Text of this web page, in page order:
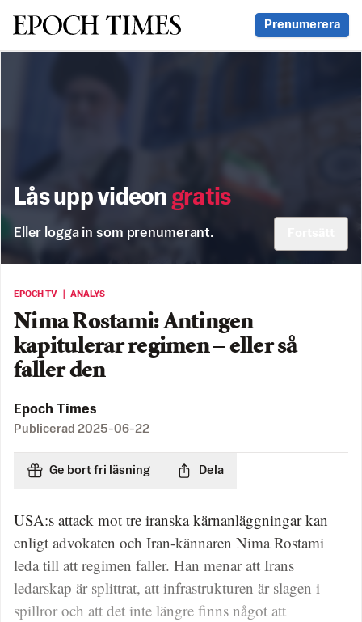
Svenska Epoch Times Prenumerera
Lås upp videon gratis
Eller logga in som prenumerant.
EPOCH TV ｜ ANALYS
Nima Rostami: Antingen
kapitulerar regimen – eller så
faller den
Epoch Times
Publicerad 2025-06-22
Ge bort fri läsning Dela
USA:s attack mot tre iranska kärnanläggningar kan
enligt advokaten och Iran-kännaren Nima Rostami
leda till att regimen faller. Han menar att Irans
ledarskap är splittrat, att infrastrukturen är slagen i
spillror och att det inte längre finns något att